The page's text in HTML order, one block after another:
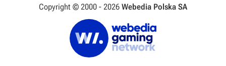
Copyright © 2000 - 2026 Webedia Polska SA